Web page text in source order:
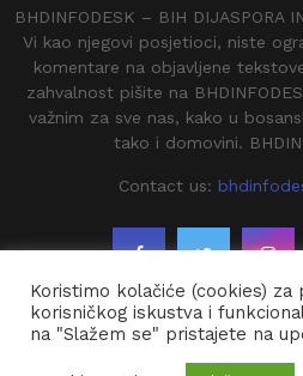
BHDINFODESK – BIH DIJASPORA
Vi kao njegovi posjetioci, niste
komentare na objavljene
zahvalnost pišite na
važnim za sve nas, kako u
tako i domovini.
Contact us:
@2020 - BHDINFODESK.
Koristimo kolačiće (cookies) za
korisničkog iskustva i
na "Slažem se" pristajete na